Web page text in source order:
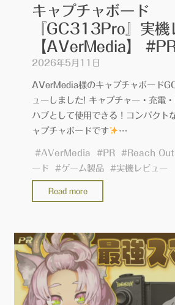
イ
テ
ム
プ
画
【株
会
ア
ロ
ー
ン】
#PR"
キャプチャボード
『GC313Pro』実機
【AVerMedia】
2026年5月11日
AVerMedia様のキャプチャボード
ューしました! キャプチャー・充電
ハブとして使用できる！コンパク
ャプチャボードです
…
#AVerMedia #PR #Reach Out
ード
#ゲーム製品 #実機レビュー
Read more
チ
ャ
ボ
ー
ド